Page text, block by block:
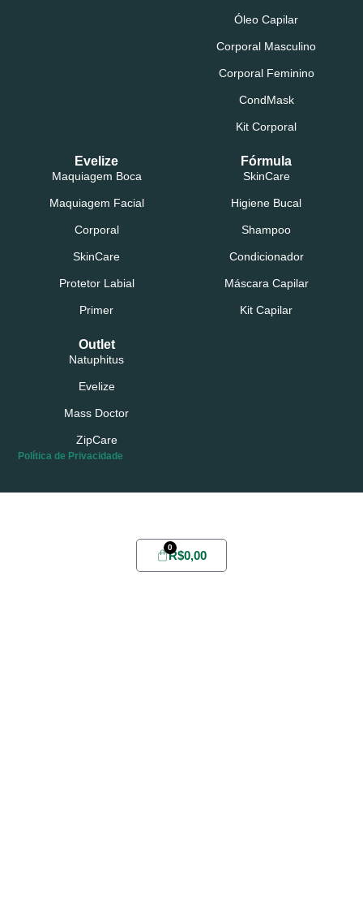
Óleo Capilar
Corporal Masculino
Corporal Feminino
CondMask
Kit Corporal
Evelize
Maquiagem Boca
Maquiagem Facial
Corporal
SkinCare
Protetor Labial
Primer
Fórmula
SkinCare
Higiene Bucal
Shampoo
Condicionador
Máscara Capilar
Kit Capilar
Outlet
Natuphitus
Evelize
Mass Doctor
ZipCare
Política de Privacidade
R$0,00
0